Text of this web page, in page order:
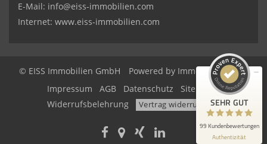
E-Mail: info@eiss-immobilien.com
Internet: www.eiss-immobilien.com
© EISS Immobilien GmbH
Powered by Immonia GmbH
Impressum
AGB Datenschutz
Sitemap
Widerrufsbelehrung
Vertrag widerrufen SEHR GUT
99 Kundenbewertungen
Authentizität
SEHR GUT
3
Bewertungen auf
ProvenExpert.com
96
Bewertungen von 3
Blick aufs ProvenExpert-Profil werfen
7.8.2026